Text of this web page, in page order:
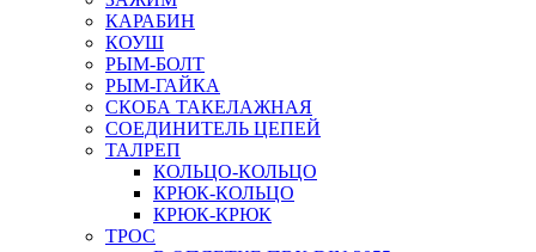
КАРАБИН
КОУШ
РЫМ-БОЛТ
РЫМ-ГАЙКА
СКОБА ТАКЕЛАЖНАЯ
СОЕДИНИТЕЛЬ ЦЕПЕЙ
ТАЛРЕП
КОЛЬЦО-КОЛЬЦО
КРЮК-КОЛЬЦО
КРЮК-КРЮК
ТРОС